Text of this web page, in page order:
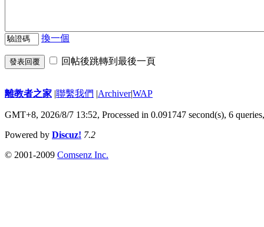
換一個
發表回覆 回帖後跳轉到最後一頁
離教者之家 |聯繫我們 |Archiver|WAP
GMT+8, 2026/8/7 13:52, Processed in 0.091747 second(s), 6
Powered by Discuz! 7.2
© 2001-2009 Comsenz Inc.